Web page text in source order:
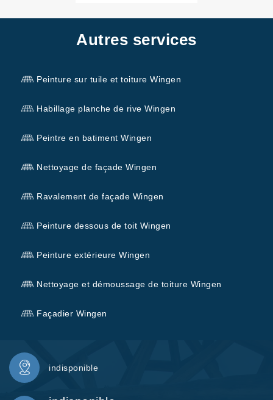
Autres services
Peinture sur tuile et toiture Wingen
Habillage planche de rive Wingen
Peintre en batiment Wingen
Nettoyage de façade Wingen
Ravalement de façade Wingen
Peinture dessous de toit Wingen
Peinture extérieure Wingen
Nettoyage et démoussage de toiture Wingen
Façadier Wingen
indisponible